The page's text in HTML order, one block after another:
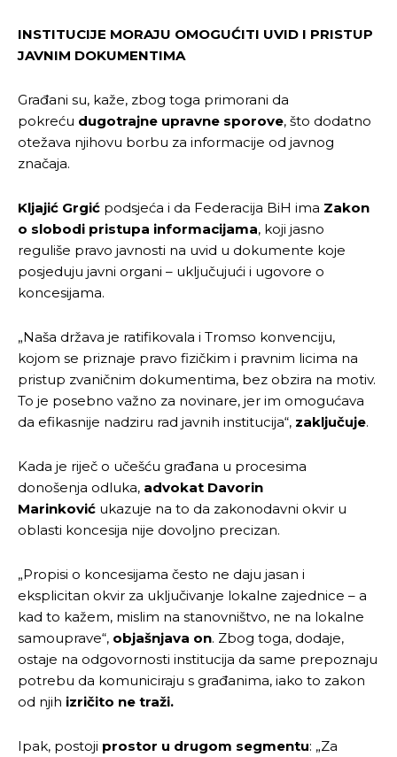
INSTITUCIJE MORAJU OMOGUĆITI UVID I PRISTUP
JAVNIM DOKUMENTIMA
Građani su, kaže, zbog toga primorani da
pokreću dugotrajne upravne sporove, što dodatno
otežava njihovu borbu za informacije od javnog
značaja.
Kljajić Grgić podsjeća i da Federacija BiH ima Zakon
o slobodi pristupa informacijama, koji jasno
reguliše pravo javnosti na uvid u dokumente koje
posjeduju javni organi – uključujući i ugovore o
koncesijama.
„Naša država je ratifikovala i Tromso konvenciju,
kojom se priznaje pravo fizičkim i pravnim licima na
pristup zvaničnim dokumentima, bez obzira na motiv.
To je posebno važno za novinare, jer im omogućava
da efikasnije nadziru rad javnih institucija“, zaključuje.
Kada je riječ o učešću građana u procesima
donošenja odluka, advokat Davorin
Marinković ukazuje na to da zakonodavni okvir u
oblasti koncesija nije dovoljno precizan.
„Propisi o koncesijama često ne daju jasan i
eksplicitan okvir za uključivanje lokalne zajednice – a
kad to kažem, mislim na stanovništvo, ne na lokalne
samouprave“, objašnjava on. Zbog toga, dodaje,
ostaje na odgovornosti institucija da same prepoznaju
potrebu da komuniciraju s građanima, iako to zakon
od njih izričito ne traži.
Ipak, postoji prostor u drugom segmentu: „Za